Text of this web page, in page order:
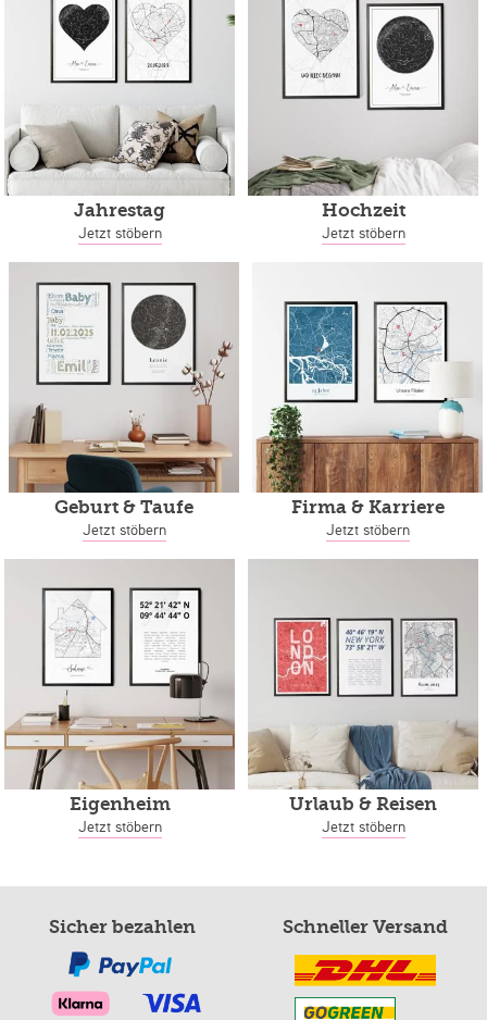
Jahrestag
Jetzt stöbern
Hochzeit
Jetzt stöbern
Geburt & Taufe
Jetzt stöbern
Firma & Karriere
Jetzt stöbern
Eigenheim
Jetzt stöbern
Urlaub & Reisen
Jetzt stöbern
Sicher bezahlen Schneller Versand